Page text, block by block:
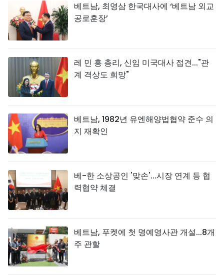
베트남, 최영삼 한국대사에 ‘베트남 외교
공로훈장’
레 민 흥 총리, 신임 미국대사 접견..."관
계 격상도 희망"
베트남, 1982년 유엔해양법협약 준수 의
지 재확인
베-한 소상공인 '맞손'...시장 연계 등 협
력협약 체결
베트남, 푸켓에 첫 명예영사관 개설...8개
주 관할